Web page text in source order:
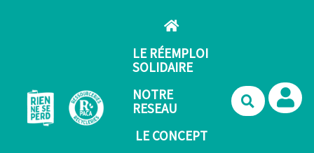
LE RÉEMPLOI
SOLIDAIRE
NOTRE
RESEAU
LE CONCEPT